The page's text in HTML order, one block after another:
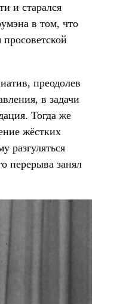
и старался
в том, что
преодолев
в задачи
Тогда же
жёстких
разгуляться
перерыва занял